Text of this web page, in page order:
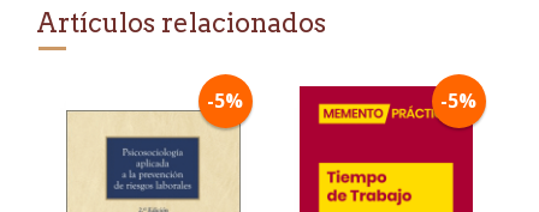
Artículos relacionados
-5% -5%